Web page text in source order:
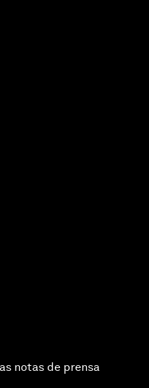
notas de prensa